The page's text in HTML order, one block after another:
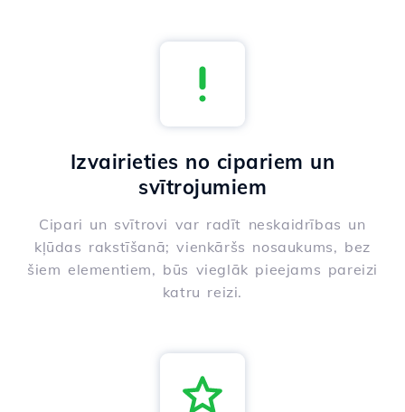
Izvairieties no cipariem un
svītrojumiem
Cipari un svītrovi var radīt neskaidrības un
kļūdas rakstīšanā; vienkāršs nosaukums, bez
šiem elementiem, būs vieglāk pieejams pareizi
katru reizi.